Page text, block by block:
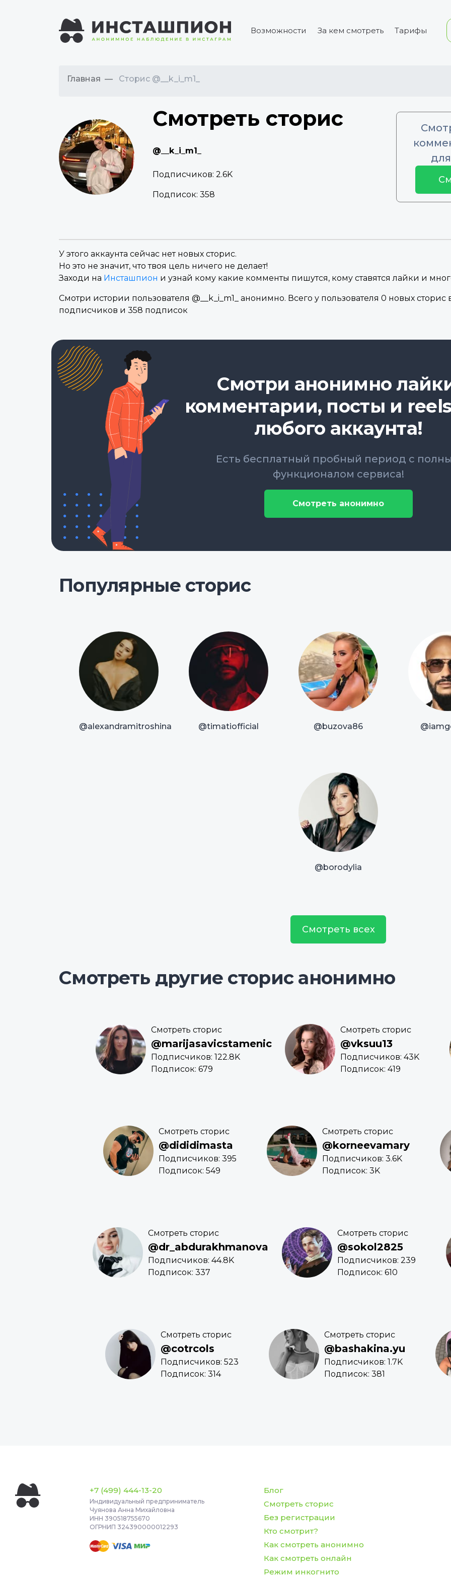
Возможности За кем смотреть Тарифы
Главная Сторис @__k_i_m1_
Смотреть сторис
@__k_i_m1_
Подписчиков: 2.6K
Подписок: 358
У этого аккаунта сейчас нет новых сторис.
Но это не значит, что твоя цель ничего не делает!
Заходи на Инсташпион и узнай кому какие комменты пишутся, кому ставятся лайки и
Смотри истории пользователя @__k_i_m1_ анонимно. Всего у пользователя 0 новых сторис
подписчиков и 358 подписок
Смотри анонимно
комментарии, посты и
любого аккаунта!
Есть бесплатный пробный период с
функционалом сервиса!
Смотреть анонимно
Популярные сторис
@alexandramitroshina @timatiofficial @buzova86
@borodylia
Смотреть всех
Смотреть другие сторис анонимно
Смотреть сторис
@marijasavicstamenic
Подписчиков: 122.8K
Подписок: 679
Смотреть сторис
@vksuu13
Подписчиков: 43K
Подписок: 419
Смотреть сторис
@dididimasta
Подписчиков: 395
Подписок: 549
Смотреть сторис
@korneevamary
Подписчиков: 3.6K
Подписок: 3K
Смотреть сторис
@dr_abdurakhmanova
Подписчиков: 44.8K
Подписок: 337
Смотреть сторис
@sokol2825
Подписчиков: 239
Подписок: 610
Смотреть сторис
@cotrcols
Подписчиков: 523
Подписок: 314
Смотреть сторис
@bashakina.yu
Подписчиков: 1.7K
Подписок: 381
+7 (499) 444-13-20
Индивидуальный предприниматель
Чуянова Анна Михайловна
ИНН 390518755670
ОГРНИП 324390000012293
Блог
Смотреть сторис
Без регистрации
Кто смотрит?
Как смотреть анонимно
Как смотреть онлайн
Режим инкогнито